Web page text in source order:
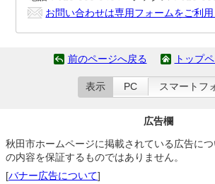
お問い合わせは専用フォームをご利用
前のページへ戻る トップ
表示 PC スマートフ
広告欄
秋田市ホームページに掲載されている広告に
の内容を保証するものではありません。
[バナー広告について]